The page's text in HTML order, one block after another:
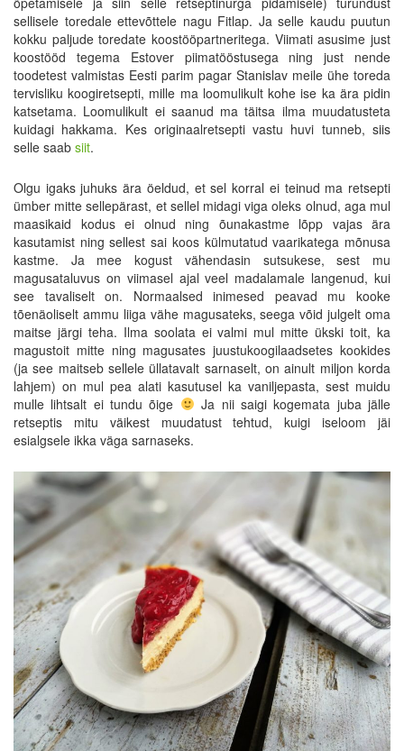
sellisele toredale ettevõttele nagu Fitlap. Ja selle kaudu puutun
kokku paljude toredate koostööpartneritega. Viimati asusime just
koostööd tegema Estover piimatööstusega ning just nende
toodetest valmistas Eesti parim pagar Stanislav meile ühe toreda
tervisliku koogiretsepti, mille ma loomulikult kohe ise ka ära pidin
katsetama. Loomulikult ei saanud ma täitsa ilma muudatusteta
kuidagi hakkama. Kes originaalretsepti vastu huvi tunneb, siis
selle saab siit.
Olgu igaks juhuks ära öeldud, et sel korral ei teinud ma retsepti
ümber mitte sellepärast, et sellel midagi viga oleks olnud, aga mul
maasikaid kodus ei olnud ning õunakastme lõpp vajas ära
kasutamist ning sellest sai koos külmutatud vaarikatega mõnusa
kastme. Ja mee kogust vähendasin sutsukese, sest mu
magusataluvus on viimasel ajal veel madalamale langenud, kui
see tavaliselt on. Normaalsed inimesed peavad mu kooke
tõenäoliselt ammu liiga vähe magusateks, seega võid julgelt oma
maitse järgi teha. Ilma soolata ei valmi mul mitte ükski toit, ka
magustoit mitte ning magusates juustukoogilaadsetes kookides
(ja see maitseb sellele üllatavalt sarnaselt, on ainult miljon korda
lahjem) on mul pea alati kasutusel ka vaniljepasta, sest muidu
mulle lihtsalt ei tundu õige
Ja nii saigi kogemata juba jälle
retseptis mitu väikest muudatust tehtud, kuigi iseloom jäi
esialgsele ikka väga sarnaseks.